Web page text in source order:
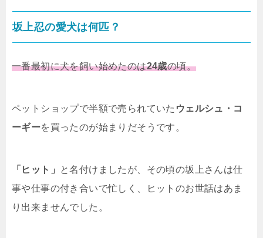
坂上忍の愛犬は何匹？
一番最初に犬を飼い始めたのは24歳の頃。
ペットショップで半額で売られていた ウェルシュ・コ
ーギーを買ったのが始まりだそうです。
「ヒット」
と名付けましたが、その頃の坂上さんは仕
事や仕事の付き合いで忙しく、ヒットのお世話はあま
り出来ませんでした。